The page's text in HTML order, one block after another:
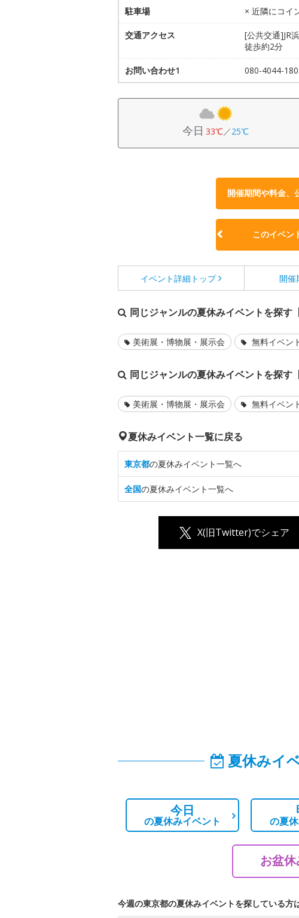
駐車場 × 近隣にコイ
交通アクセス
[公共交通]JR
徒歩約2分
お問い合わせ1 080-4044-
今日 33℃／25℃
開催期間や料金、
このイベン
イベント詳細 トップ 開催
同じジャンルの夏休みイベントを探す
美術展・博物展・展示会 無料イベン
同じジャンルの夏休みイベントを探す
美術展・博物展・展示会 無料イベン
夏休みイベント一覧に戻る
東京都の夏休みイベント一覧へ
全国の夏休みイベント一覧へ
X(旧Twitter)でシェア
夏休みイ
今日
の夏休みイベント の夏
お盆休
今週の東京都の夏休みイベントを探している方